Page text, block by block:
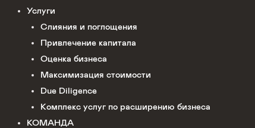
Услуги
Слияния и поглощения
Привлечение капитала
Оценка бизнеса
Максимизация стоимости​
Due Diligence
Комплекс услуг по расширению бизнеса
КОМАНДА